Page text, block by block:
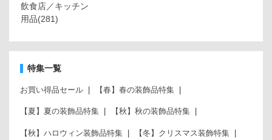
飲食店／キッチン
用品(281)
特集一覧
お買い得品セール 【春】春の装飾品特集
【夏】夏の装飾品特集 【秋】秋の装飾品特集
【秋】ハロウィン装飾品特集 【冬】クリスマス装飾特集